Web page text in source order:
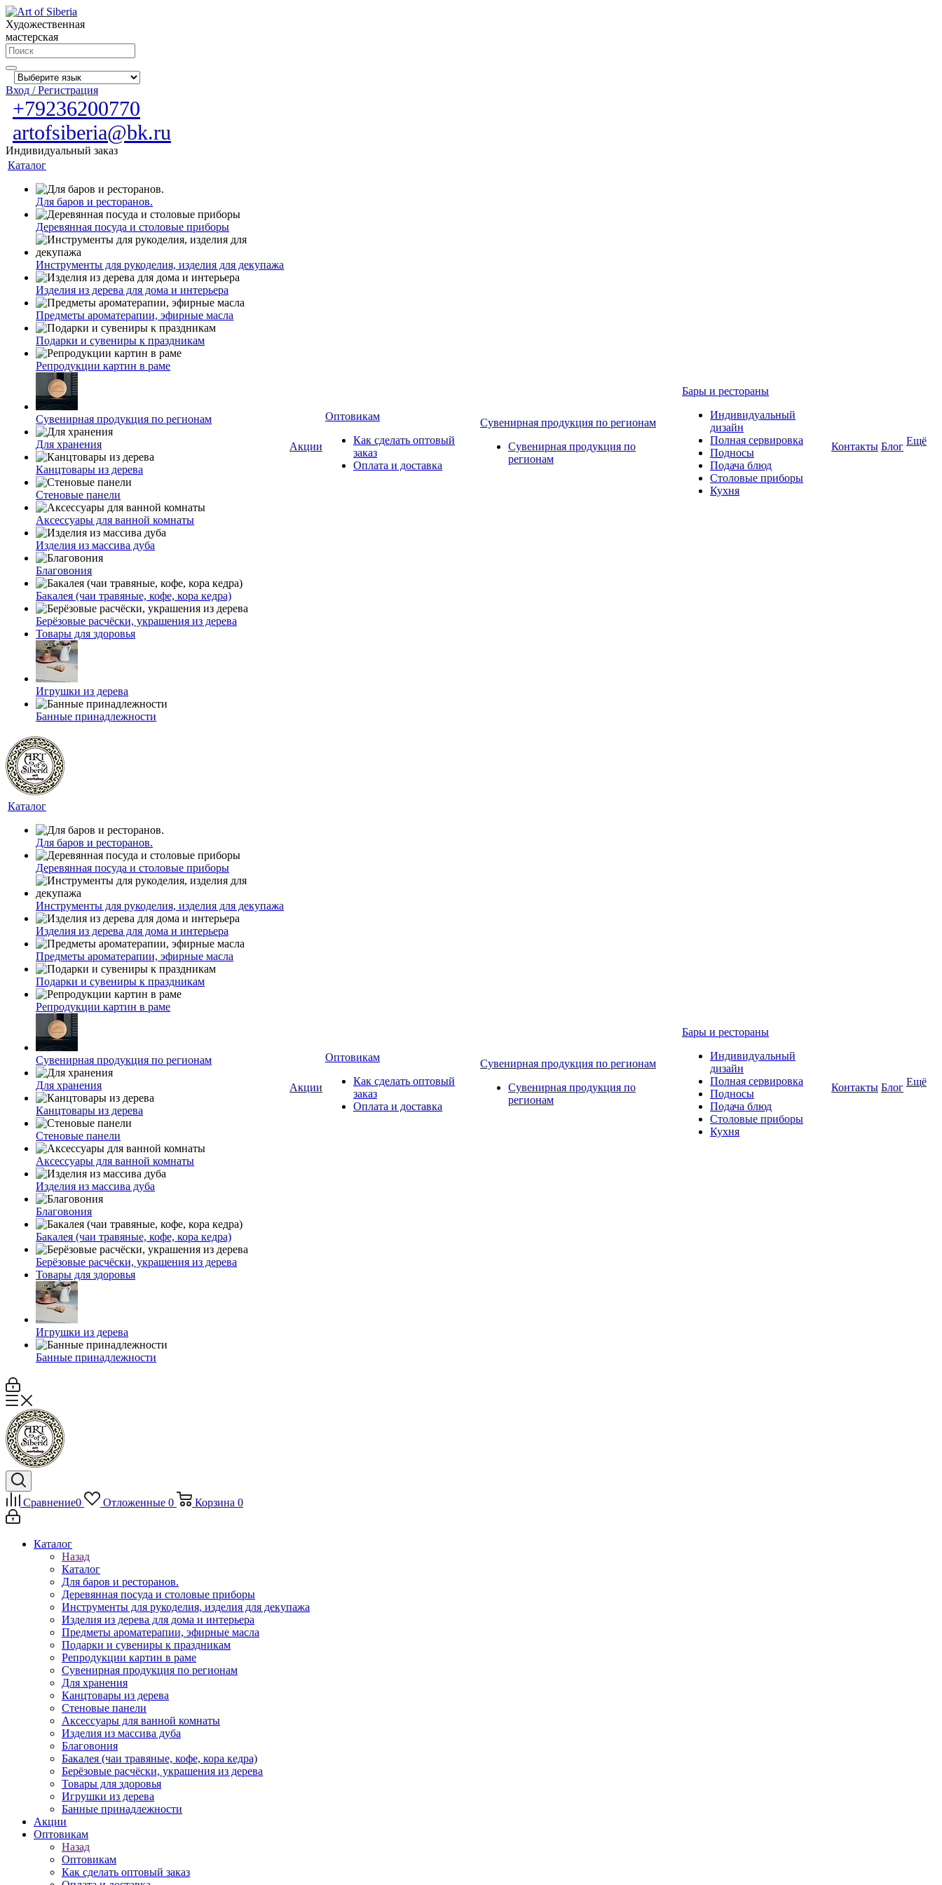
Художественная
мастерская
Вход / Регистрация
+79236200770
artofsiberia@bk.ru
Индивидуальный заказ
Каталог
Для баров и ресторанов.
Деревянная посуда и столовые приборы
Инструменты для рукоделия, изделия для декупажа
Изделия из дерева для дома и интерьера
Предметы ароматерапии, эфирные масла
Подарки и сувениры к праздникам
Репродукции картин в раме
Сувенирная продукция по регионам
Для хранения
Канцтовары из дерева
Стеновые панели
Аксессуары для ванной комнаты
Изделия из массива дуба
Благовония
Бакалея (чаи травяные, кофе, кора кедра)
Берёзовые расчёски, украшения из дерева
Товары для здоровья
Игрушки из дерева
Банные принадлежности
Акции
Оптовикам
Как сделать оптовый
заказ
Оплата и доставка
Сувенирная продукция по регионам
Сувенирная продукция по
регионам
Бары и рестораны
Индивидуальный
дизайн
Полная сервировка
Подносы
Подача блюд
Столовые приборы
Кухня
Контакты Блог Ещё
Каталог
Для баров и ресторанов.
Деревянная посуда и столовые приборы
Инструменты для рукоделия, изделия для декупажа
Изделия из дерева для дома и интерьера
Предметы ароматерапии, эфирные масла
Подарки и сувениры к праздникам
Репродукции картин в раме
Сувенирная продукция по регионам
Для хранения
Канцтовары из дерева
Стеновые панели
Аксессуары для ванной комнаты
Изделия из массива дуба
Благовония
Бакалея (чаи травяные, кофе, кора кедра)
Берёзовые расчёски, украшения из дерева
Товары для здоровья
Игрушки из дерева
Банные принадлежности
Акции
Оптовикам
Как сделать оптовый
заказ
Оплата и доставка
Сувенирная продукция по регионам
Сувенирная продукция по
регионам
Бары и рестораны
Индивидуальный
дизайн
Полная сервировка
Подносы
Подача блюд
Столовые приборы
Кухня
Контакты Блог Ещё
Сравнение0 Отложенные 0 Корзина 0
Каталог
Назад
Каталог
Для баров и ресторанов.
Деревянная посуда и столовые приборы
Инструменты для рукоделия, изделия для декупажа
Изделия из дерева для дома и интерьера
Предметы ароматерапии, эфирные масла
Подарки и сувениры к праздникам
Репродукции картин в раме
Сувенирная продукция по регионам
Для хранения
Канцтовары из дерева
Стеновые панели
Аксессуары для ванной комнаты
Изделия из массива дуба
Благовония
Бакалея (чаи травяные, кофе, кора кедра)
Берёзовые расчёски, украшения из дерева
Товары для здоровья
Игрушки из дерева
Банные принадлежности
Акции
Оптовикам
Назад
Оптовикам
Как сделать оптовый заказ